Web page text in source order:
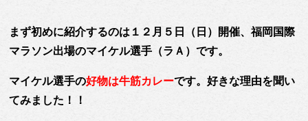
まず初めに紹介するのは １２月５日（日）開催、福岡国際
マラソン出場のマイケル選手（ラＡ）です。
マイケル選手の好物は牛筋カレーです。好きな理由を聞い
てみました！！